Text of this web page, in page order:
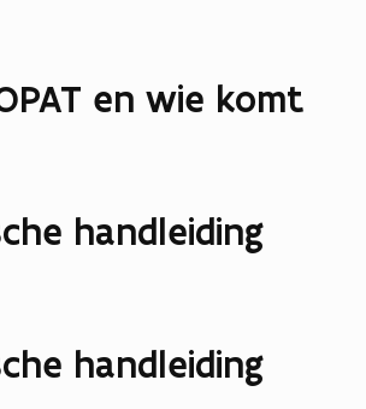
en wie komt
handleiding
handleiding